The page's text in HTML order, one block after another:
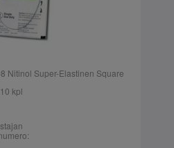
Nitinol Super-Elastinen Square
kpl